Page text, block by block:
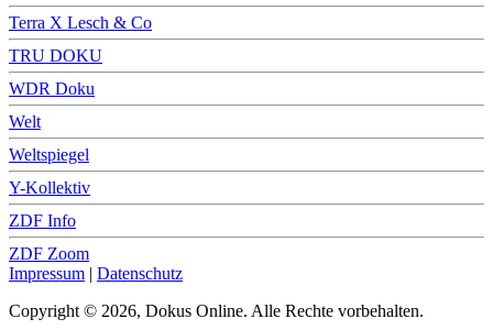
Terra X Lesch & Co
TRU DOKU
WDR Doku
Welt
Weltspiegel
Y-Kollektiv
ZDF Info
ZDF Zoom
Impressum | Datenschutz
Copyright © 2026, Dokus Online. Alle Rechte vorbehalten.